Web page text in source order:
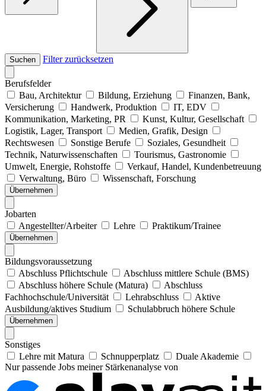
Suchen Filter zurücksetzen
Berufsfelder
Bau, Architektur
Bildung, Erziehung
Finanzen, Bank,
Versicherung
Handwerk, Produktion
IT, EDV
Kommunikation, Marketing, PR
Kunst, Kultur, Gesellschaft
Logistik, Lager, Transport
Medien, Grafik, Design
Rechtswesen
Sonstige Berufe
Soziales, Gesundheit
Technik, Naturwissenschaften
Tourismus, Gastronomie
Umwelt, Energie, Rohstoffe
Verkauf, Handel, Kundenbetreuung
Verwaltung, Büro
Wissenschaft, Forschung
Übernehmen
Jobarten
Angestellter/Arbeiter
Lehre Praktikum/Trainee
Übernehmen
Bildungsvoraussetzung
Abschluss Pflichtschule
Abschluss mittlere Schule (BMS)
Abschluss höhere Schule (Matura)
Abschluss
Fachhochschule/Universität
Lehrabschluss
Aktive
Ausbildung/aktives Studium
Schulabbruch höhere Schule
Übernehmen
Sonstiges
Lehre mit Matura
Schnupperplatz
Duale Akademie
Nur passende Jobs meiner Stärkenanalyse von